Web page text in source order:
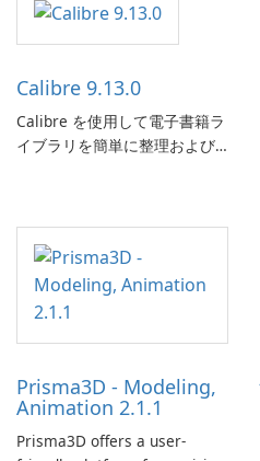
Calibre 9.13.0
Calibre を使用して電子書籍ラ
イブラリを簡単に整理および
Prisma3D - Modeling,
Animation 2.1.1
Prisma3D offers a user-